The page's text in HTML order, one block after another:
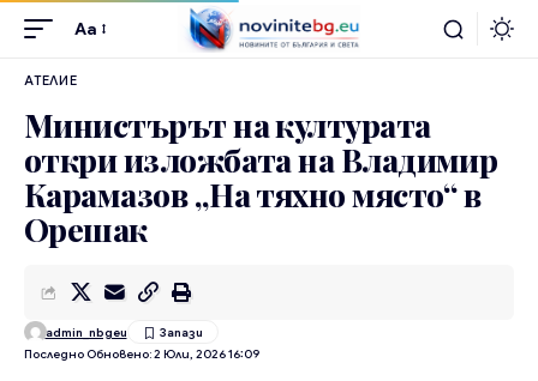
Aa
АТЕЛИЕ
Министърът на културата
откри изложбата на Владимир
Карамазов „На тяхно място“ в
Орешак
Последно Обновено: 2 Юли, 2026 16:09
admin_nbgeu